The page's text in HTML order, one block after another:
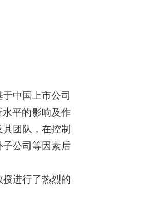
中国上市公司
平的影响及作
团队，在控制
公司等因素后
进行了热烈的